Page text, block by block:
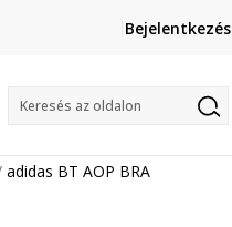
Lépj velünk kapcsolatba
online@sport-vision.huBejelentkezés
Keresés az oldalon
adidas BT AOP BRA